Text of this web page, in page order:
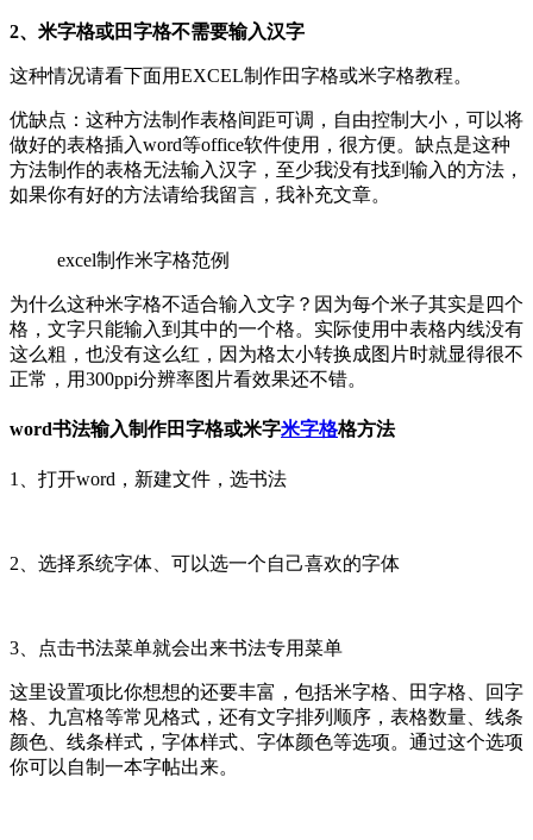
2、米字格或田字格不需要输入汉字
这种情况请看下面用EXCEL制作田字格或米字格教程。
优缺点：这种方法制作表格间距可调，自由控制大小，可以将
做好的表格插入word等office软件使用，很方便。缺点是这种
方法制作的表格无法输入汉字，至少我没有找到输入的方法，
如果你有好的方法请给我留言，我补充文章。
excel制作米字格范例
为什么这种米字格不适合输入文字？因为每个米子其实是四个
格，文字只能输入到其中的一个格。实际使用中表格内线没有
这么粗，也没有这么红，因为格太小转换成图片时就显得很不
正常，用300ppi分辨率图片看效果还不错。
word书法输入制作田字格或米字米字格格方法
1、打开word，新建文件，选书法
2、选择系统字体、可以选一个自己喜欢的字体
3、点击书法菜单就会出来书法专用菜单
这里设置项比你想想的还要丰富，包括米字格、田字格、回字
格、九宫格等常见格式，还有文字排列顺序，表格数量、线条
颜色、线条样式，字体样式、字体颜色等选项。通过这个选项
你可以自制一本字帖出来。